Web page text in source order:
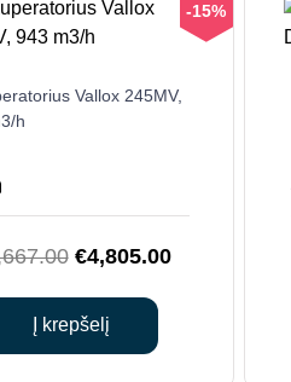
-15%
Vallox 245MV,
h
Original
was:
€5,667.00.
€4,805.00Current
Į krepšelį